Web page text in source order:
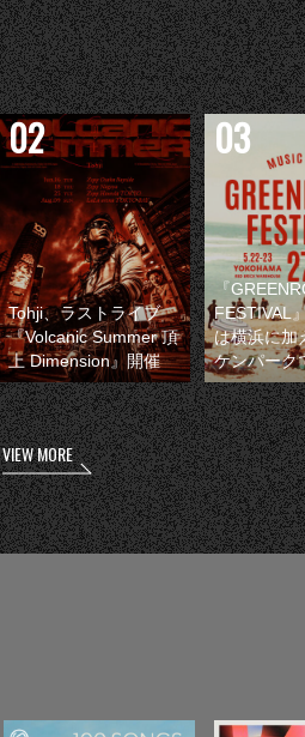
Tohji、ラストライブ
『Volcanic Summer 頂
上 Dimension』開催
『
FESTIVAL
は横浜に加
ケンパーク
VIEW MORE